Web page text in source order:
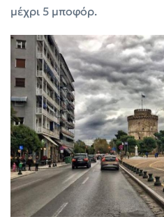
μέχρι 5 μποφόρ.